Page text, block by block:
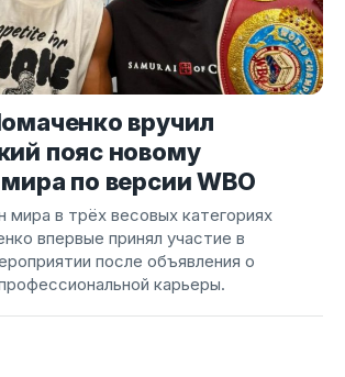
вручил
пояс новому
по версии WBO
мира в трёх весовых категориях
впервые принял участие в
после объявления о
карьеры.